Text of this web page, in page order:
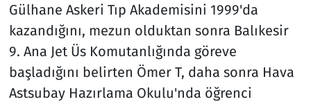
Gülhane Askeri Tıp Akademisini 1999'da
kazandığını, mezun olduktan sonra Balıkesir
9. Ana Jet Üs Komutanlığında göreve
başladığını belirten Ömer T, daha sonra Hava
Astsubay Hazırlama Okulu'nda öğrenci